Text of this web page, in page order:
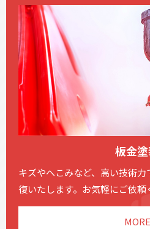
板金
キズやへこみなど、高い技術
復いたします。お気軽にご依頼
MORE